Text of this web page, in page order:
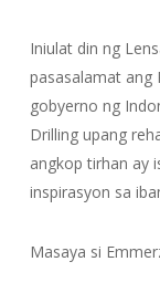
Iniulat din ng
pasasalamat ang
gobyerno ng
Drilling upang
angkop tirhan ay
inspirasyon sa
Masaya si